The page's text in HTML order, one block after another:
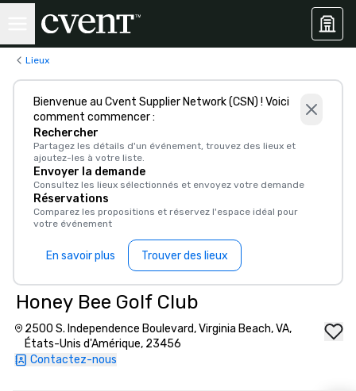
Lieux
Bienvenue au Cvent Supplier Network (CSN) ! Voici
comment commencer :
Rechercher
Partagez les détails d'un événement, trouvez des lieux et
ajoutez-les à votre liste.
Envoyer la demande
Consultez les lieux sélectionnés et envoyez votre demande
Réservations
Comparez les propositions et réservez l'espace idéal pour
votre événement
En savoir plus Trouver des lieux
Honey Bee Golf Club
2500 S. Independence Boulevard, Virginia Beach, VA,
États-Unis d'Amérique, 23456
Contactez-nous